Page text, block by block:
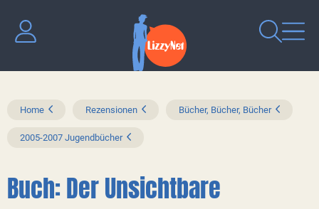
Home Rezensionen Bücher, Bücher, Bücher
2005-2007 Jugendbücher
Buch: Der Unsichtbare